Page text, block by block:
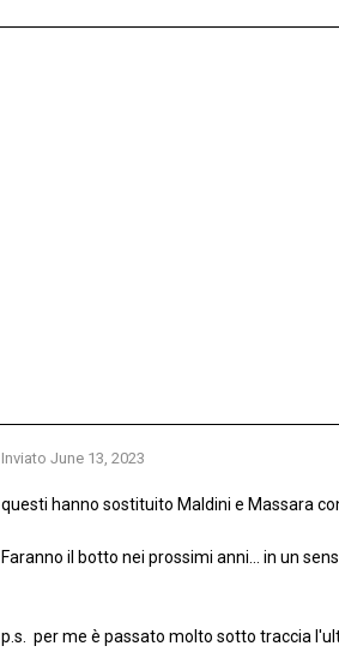
Inviato June 13, 2023
questi hanno sostituito Maldini e Massara
Faranno il botto nei prossimi anni... in un
p.s. per me è passato molto sotto traccia